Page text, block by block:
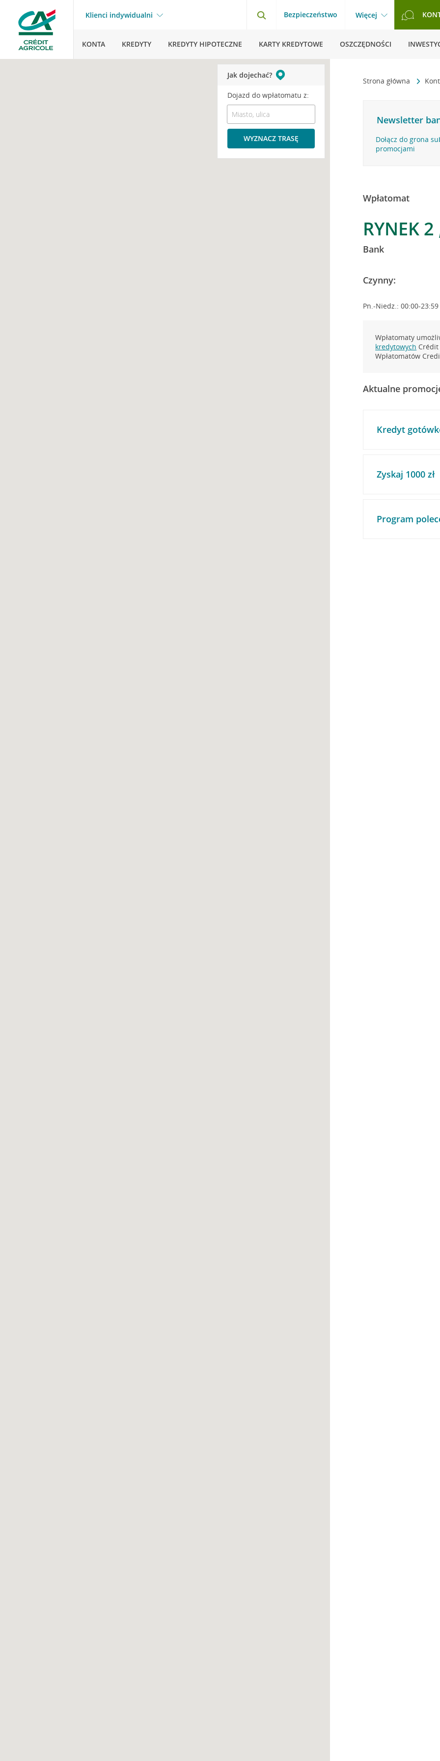
Klienci indywidualni Bezpieczeństwo Więcej
KONTA KREDYTY KREDYTY HIPOTECZNE KARTY KREDYTOWE OSZCZĘDNOŚCI
Strona główna
Newsletter
Dołącz do grona
promocjami
Wpłatomat
RYNEK
Bank
Czynny:
Pn.-Niedz.: 00:00-23:59
Wpłatomaty
kredytowych
Wpłatomatów
Aktualne
Kredyt
Zyskaj 1000 zł
Program
Jak dojechać?
Dojazd do wpłatomatu z:
WYZNACZ TRASĘ